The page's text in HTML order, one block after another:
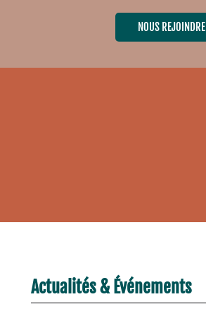
NOUS REJOINDRE
Actualités & Événements